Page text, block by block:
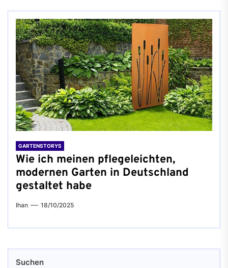
GARTENSTORYS
Wie ich meinen pflegeleichten,
modernen Garten in Deutschland
gestaltet habe
Ihan 18/10/2025
Suchen